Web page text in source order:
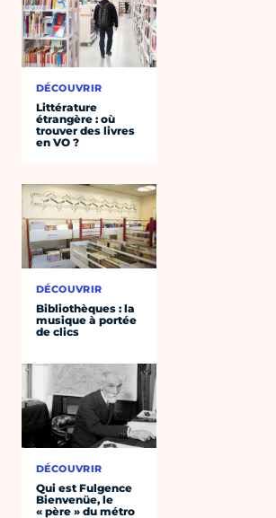
DÉCOUVRIR
Littérature
étrangère : où
trouver des livres
en VO ?
DÉCOUVRIR
Bibliothèques : la
musique à portée
de clics
DÉCOUVRIR
Qui est Fulgence
Bienvenüe, le
« père » du métro